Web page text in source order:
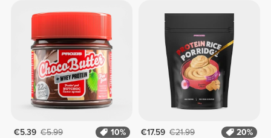
€5.39 €5.99
10%
€17.59 €21.99
20%